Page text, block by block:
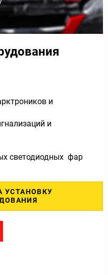
и
и
светодиодных фар
УСТАНОВКУ